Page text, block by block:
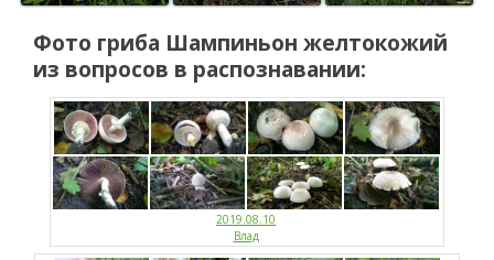
Фото гриба Шампиньон желтокожий
из вопросов в распознавании:
2019.08.10
Влад